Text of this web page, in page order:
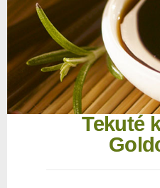
Tekuté